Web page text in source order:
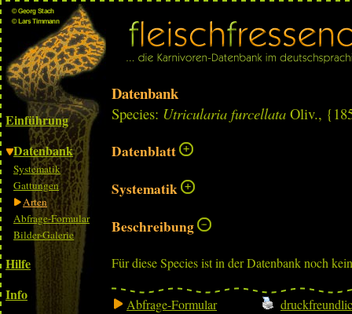
Einführung
Datenbank
Systematik
Gattungen
Arten
Abfrage-Formular
Bilder-Galerie
Hilfe
Info
Datenbank
Species: Utricularia furcellata Oliv.,
Datenblatt
Systematik
Beschreibung
Für diese Species ist in der Datenbank noch
Abfrage-Formular